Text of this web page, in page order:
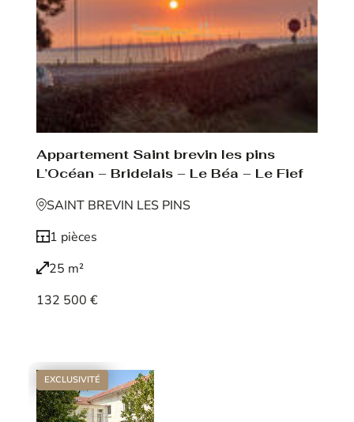
Appartement Saint brevin les pins
L’Océan – Bridelais – Le Béa – Le Fief
SAINT BREVIN LES PINS
1 pièces
25 m²
132 500 €
EXCLUSIVITÉ